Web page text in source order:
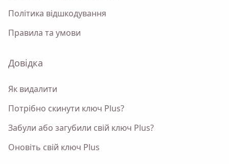
Політика відшкодування
Правила та умови
Довідка
Як видалити
Потрібно скинути ключ Plus?
Забули або загубили свій ключ Plus?
Оновіть свій ключ Plus